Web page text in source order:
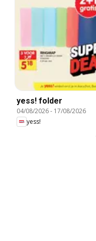
yess! folder
04/08/2026- 17/08/2026
yess!